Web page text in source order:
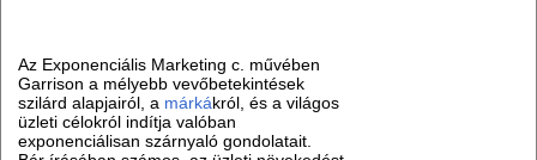
Az Exponenciális Marketing c. művében
Garrison a mélyebb vevőbetekintések
szilárd alapjairól, a márkákról, és a világos
üzleti célokról indítja valóban
exponenciálisan szárnyaló gondolatait.